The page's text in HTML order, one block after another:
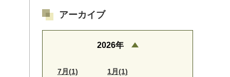
アーカイブ
2026年
7月(1) 1月(1)